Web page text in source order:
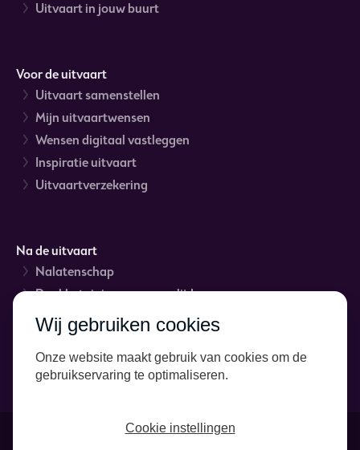
Uitvaart in jouw buurt
Voor de uitvaart
Uitvaart samenstellen
Mijn uitvaartwensen
Wensen digitaal vastleggen
Inspiratie uitvaart
Uitvaartverzekering
Na de uitvaart
Nalatenschap
Dankbetuigingen na overlijden
Rouwverwerking
Gedenkteken of grafsteen
Wij gebruiken cookies
Onze website maakt gebruik van cookies om de
gebruikservaring te optimaliseren.
Cookie instellingen